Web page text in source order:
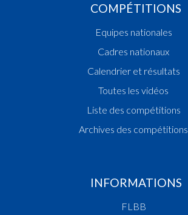
COMPÉTITIONS
Equipes nationales
Cadres nationaux
Calendrier et résultats
Toutes les vidéos
Liste des compétitions
Archives des compétitions
INFORMATIONS
FLBB